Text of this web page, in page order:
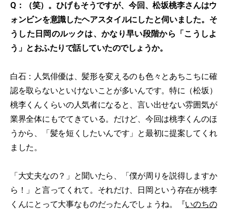
Q：（笑）。ひげもそうですが、今回、松坂桃李さんはウ
ォンビンを意識したヘアスタイルにしたと伺いました。そ
うした日岡のルックは、かなり早い段階から「こうしよ
う」とおふたりで話していたのでしょうか。
白石：人気俳優は、髪形を変えるのも色々とあちこちに確
認を取らないといけないことが多いんです。特に（松坂）
桃李くんくらいの人気者になると、言い出せない雰囲気が
業界全体にもでてきている。だけど、今回は桃李くんのほ
うから、「髪を短くしたいんです」と最初に提案してくれ
ました。
「大丈夫なの？」と聞いたら、「僕が周りを説得しますか
ら！」と言ってくれて。それだけ、日岡という存在が桃李
くんにとって大事なものだったんでしょうね。『いのちの